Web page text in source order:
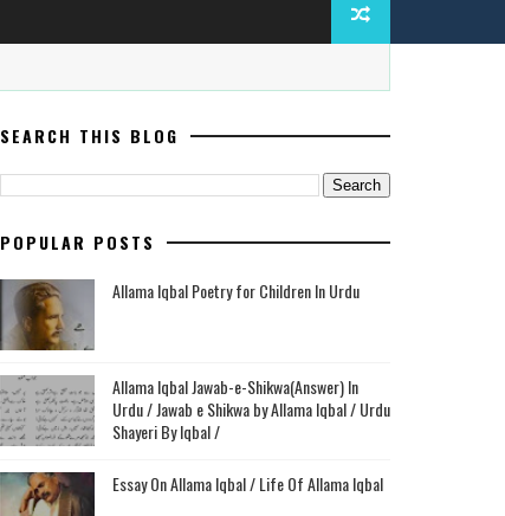
SEARCH THIS BLOG
POPULAR POSTS
Allama Iqbal Poetry for Children In Urdu
Allama Iqbal Jawab-e-Shikwa(Answer) In
Urdu / Jawab e Shikwa by Allama Iqbal / Urdu
Shayeri By Iqbal /
Essay On Allama Iqbal / Life Of Allama Iqbal